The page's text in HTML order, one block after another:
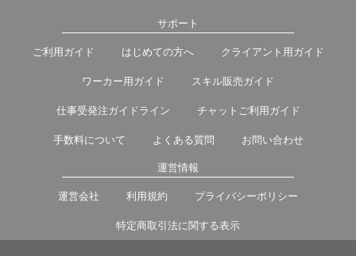
サポート
ご利用ガイド はじめての方へ クライアント用ガイド
ワーカー用ガイド スキル販売ガイド
仕事受発注ガイドライン チャットご利用ガイド
手数料について よくある質問 お問い合わせ
運営情報
運営会社 利用規約 プライバシーポリシー
特定商取引法に関する表示